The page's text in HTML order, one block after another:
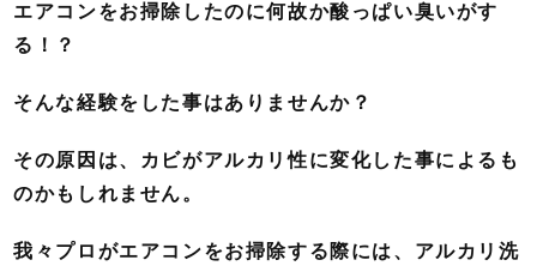
エアコンをお掃除したのに何故か酸っぱい臭いがす
る！？
そんな経験をした事はありませんか？
その原因は、カビがアルカリ性に変化した事によるも
のかもしれません。
我々プロがエアコンをお掃除する際には、アルカリ洗